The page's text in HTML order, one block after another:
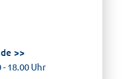
18.00 Uhr